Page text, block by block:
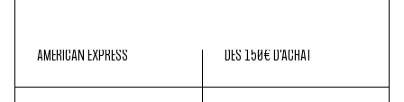
AMERICAN EXPRESS
DÈS 150€ D'ACHAT